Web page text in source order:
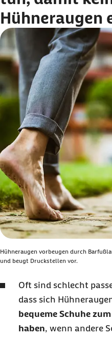
Hühneraugen
Hühneraugen vorbeugen durch
und beugt Druckstellen vor.
Oft sind schlecht
dass sich
bequeme Schuhe
haben, wenn andere